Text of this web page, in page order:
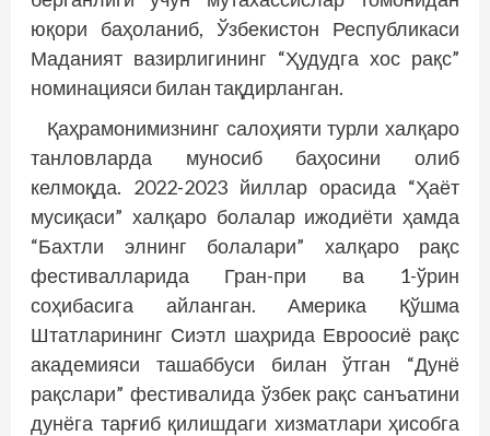
юқори баҳоланиб, Ўзбекистон Республикаси
Маданият вазирлигининг “Ҳудудга хос рақс”
номинацияси билан тақдирланган.
Қаҳрамонимизнинг салоҳияти турли халқаро
танловларда муносиб баҳосини олиб
келмоқда. 2022-2023 йиллар орасида “Ҳаёт
мусиқаси” халқаро болалар ижодиёти ҳамда
“Бахтли элнинг болалари” халқаро рақс
фестивалларида Гран-при ва 1-ўрин
соҳибасига айланган. Америка Қўшма
Штатларининг Сиэтл шаҳрида Евроосиё рақс
академияси ташаббуси билан ўтган “Дунё
рақслари” фестивалида ўзбек рақс санъатини
дунёга тарғиб қилишдаги хизматлари ҳисобга